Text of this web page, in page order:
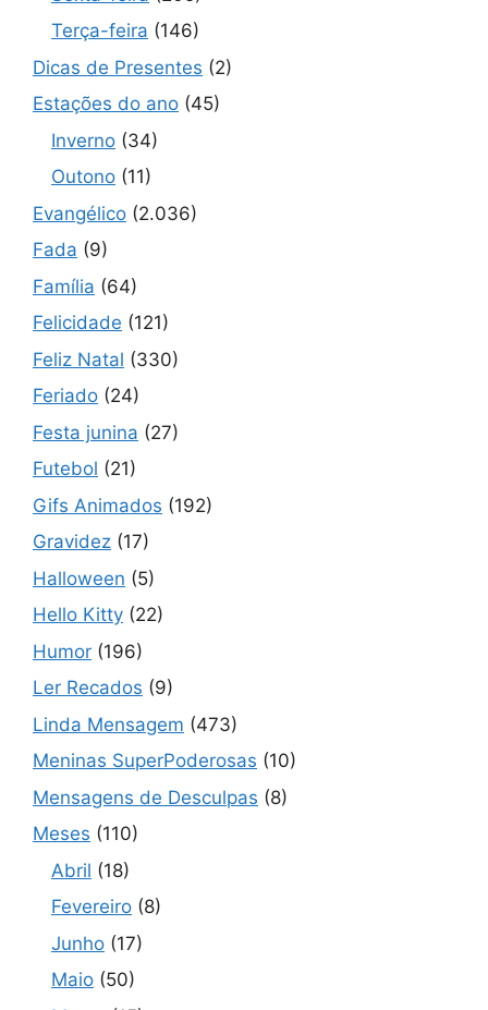
Terça-feira (146)
Dicas de Presentes (2)
Estações do ano (45)
Inverno (34)
Outono (11)
Evangélico (2.036)
Fada (9)
Família (64)
Felicidade (121)
Feliz Natal (330)
Feriado (24)
Festa junina (27)
Futebol (21)
Gifs Animados (192)
Gravidez (17)
Halloween (5)
Hello Kitty (22)
Humor (196)
Ler Recados (9)
Linda Mensagem (473)
Meninas SuperPoderosas (10)
Mensagens de Desculpas (8)
Meses (110)
Abril (18)
Fevereiro (8)
Junho (17)
Maio (50)